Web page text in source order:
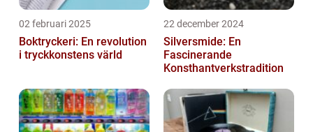
02 februari 2025
Boktryckeri: En revolution
i tryckkonstens värld
22 december 2024
Silversmide: En
Fascinerande
Konsthantverkstradition